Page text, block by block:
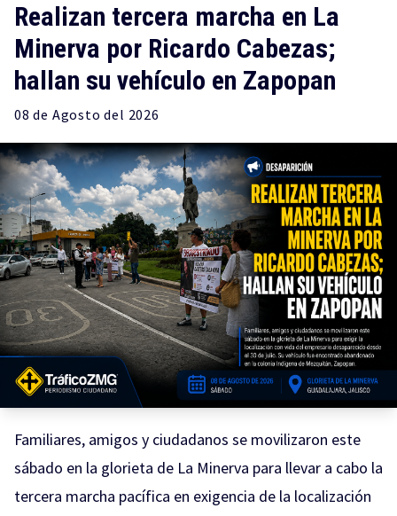
Realizan tercera marcha en La
Minerva por Ricardo Cabezas;
hallan su vehículo en Zapopan
08 de Agosto del 2026
Familiares, amigos y ciudadanos se movilizaron este
sábado en la glorieta de La Minerva para llevar a cabo la
tercera marcha pacífica en exigencia de la localización